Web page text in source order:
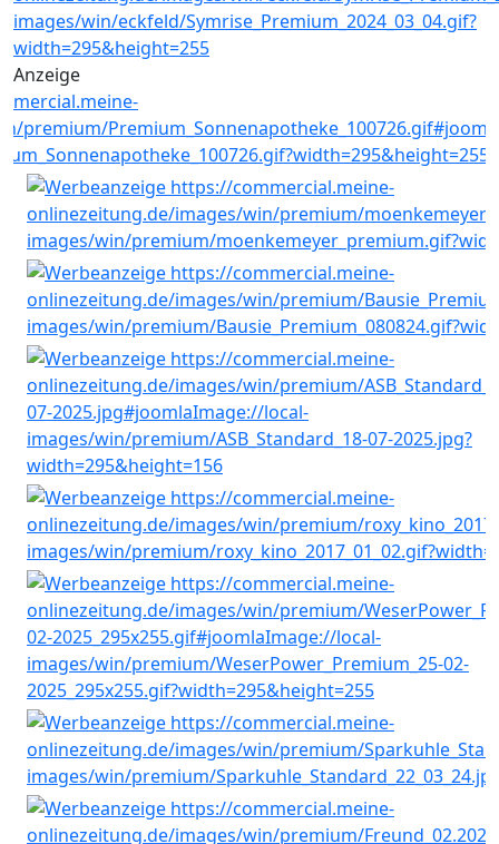
Anzeige